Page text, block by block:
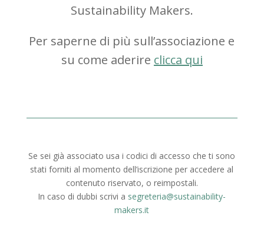
Sustainability Makers.
Per saperne di più sull’associazione e
su come aderire clicca qui
Se sei già associato usa i codici di accesso che ti sono
stati forniti al momento dell’iscrizione per accedere al
contenuto riservato, o reimpostali.
In caso di dubbi scrivi a segreteria@sustainability-
makers.it